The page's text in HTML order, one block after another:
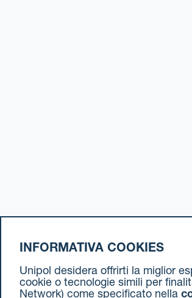
INFORMATIVA COOKIES
Unipol desidera offrirti la miglior
cookie o tecnologie simili per
Network) come specificato nella